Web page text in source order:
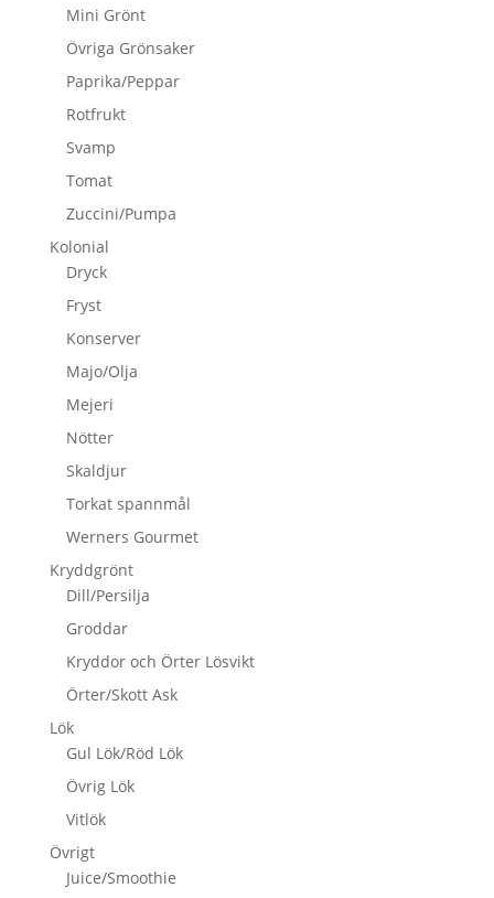
Mini Grönt
Övriga Grönsaker
Paprika/Peppar
Rotfrukt
Svamp
Tomat
Zuccini/Pumpa
Kolonial
Dryck
Fryst
Konserver
Majo/Olja
Mejeri
Nötter
Skaldjur
Torkat spannmål
Werners Gourmet
Kryddgrönt
Dill/Persilja
Groddar
Kryddor och Örter Lösvikt
Örter/Skott Ask
Lök
Gul Lök/Röd Lök
Övrig Lök
Vitlök
Övrigt
Juice/Smoothie